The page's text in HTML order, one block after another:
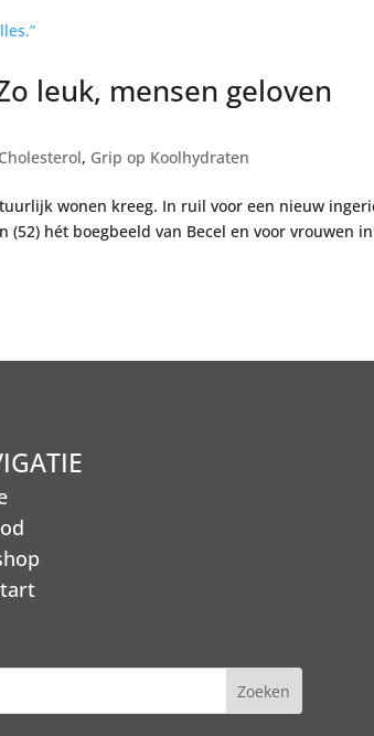
leuk, mensen geloven
Cholesterol, Grip op Koolhydraten
wonen kreeg. In ruil voor een nieuw
hét boegbeeld van Becel en voor vrouwen